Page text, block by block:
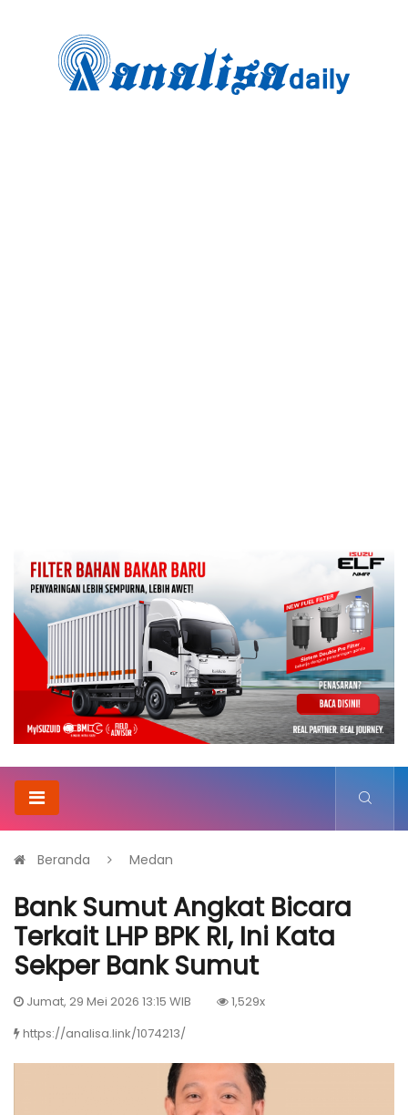
Beranda Medan
Bank Sumut Angkat Bicara
Terkait LHP BPK RI, Ini Kata
Sekper Bank Sumut
Jumat, 29 Mei 2026 13:15 WIB
1,529x
https://analisa.link/1074213/